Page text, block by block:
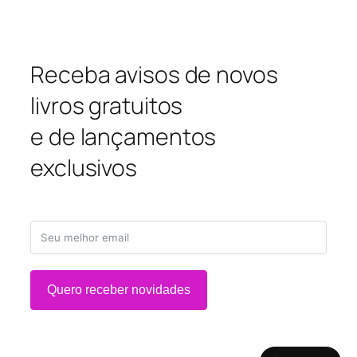
Receba avisos de novos
livros gratuitos
e de lançamentos
exclusivos
Quero receber novidades